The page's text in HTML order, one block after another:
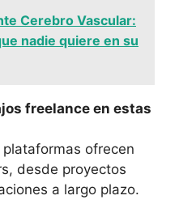
Cerebro Vascular:
nadie quiere en su
freelance en estas
ofrecen
desde proyectos
a largo plazo.